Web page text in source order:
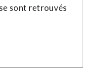
sont ​retrouvés